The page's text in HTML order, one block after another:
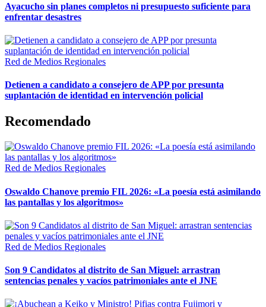
Ayacucho sin planes completos ni presupuesto suficiente para
enfrentar desastres
Red de Medios Regionales
Detienen a candidato a consejero de APP por presunta
suplantación de identidad en intervención policial
Recomendado
Red de Medios Regionales
Oswaldo Chanove premio FIL 2026: «La poesía está asimilando
las pantallas y los algoritmos»
Red de Medios Regionales
Son 9 Candidatos al distrito de San Miguel: arrastran
sentencias penales y vacíos patrimoniales ante el JNE